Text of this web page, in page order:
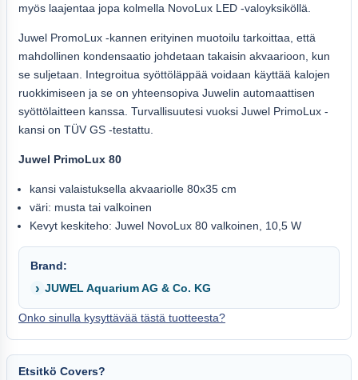
myös laajentaa jopa kolmella NovoLux LED -valoyksiköllä.
Juwel PromoLux -kannen erityinen muotoilu tarkoittaa, että
mahdollinen kondensaatio johdetaan takaisin akvaarioon, kun
se suljetaan. Integroitua syöttöläppää voidaan käyttää kalojen
ruokkimiseen ja se on yhteensopiva Juwelin automaattisen
syöttölaitteen kanssa. Turvallisuutesi vuoksi Juwel PrimoLux -
kansi on TÜV GS -testattu.
Juwel PrimoLux 80
kansi valaistuksella akvaariolle 80x35 cm
väri: musta tai valkoinen
Kevyt keskiteho: Juwel NovoLux 80 valkoinen, 10,5 W
Brand:
JUWEL Aquarium AG & Co. KG
Onko sinulla kysyttävää tästä tuotteesta?
Etsitkö Covers?